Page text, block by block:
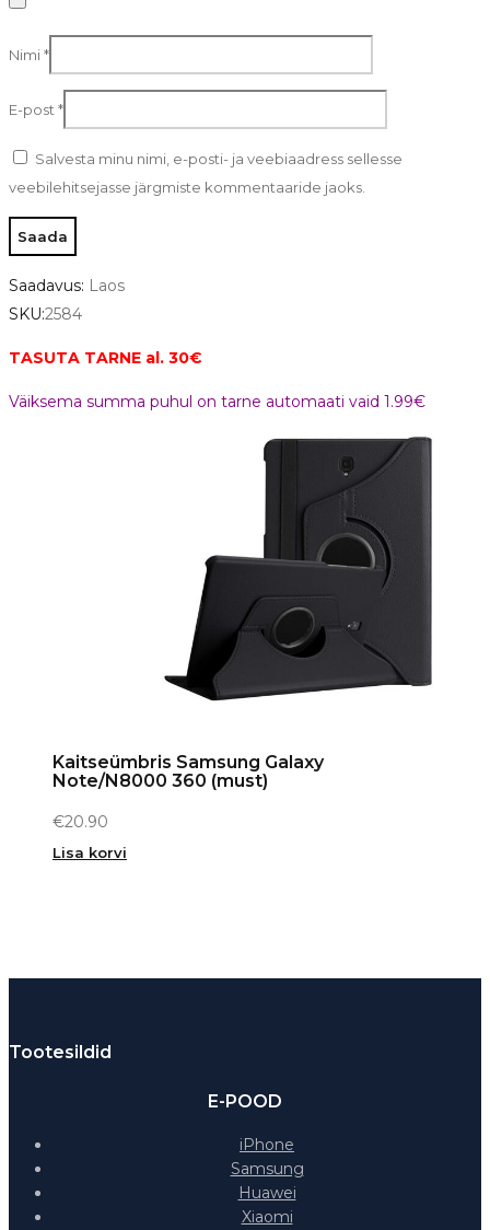
Nimi*
E-post *
Salvesta minu nimi, e-posti- ja veebiaadress sellesse
veebilehitsejasse järgmiste kommentaaride jaoks.
Saadavus: Laos
SKU:2584
TASUTA TARNE al. 30€
Väiksema summa puhul on tarne automaati vaid 1.99€
Kaitseümbris Samsung Galaxy
Note/N8000 360 (must)
€20.90
Lisa korvi
Tootesildid
E-POOD
iPhone
Samsung
Huawei
Xiaomi